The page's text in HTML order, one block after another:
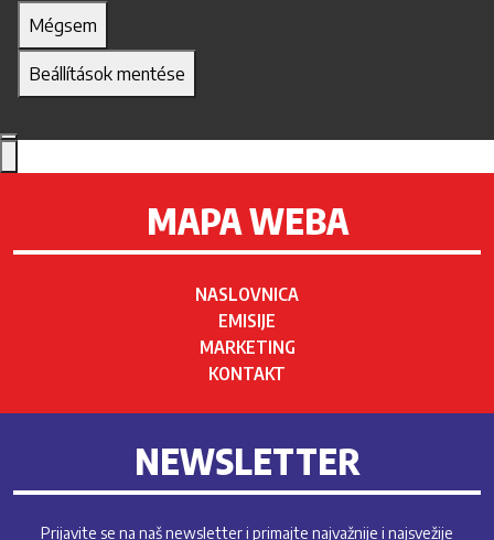
Mégsem
Beállítások mentése
MAPA WEBA
NASLOVNICA
EMISIJE
MARKETING
KONTAKT
NEWSLETTER
Prijavite se na naš newsletter i primajte najvažnije i najsvežije